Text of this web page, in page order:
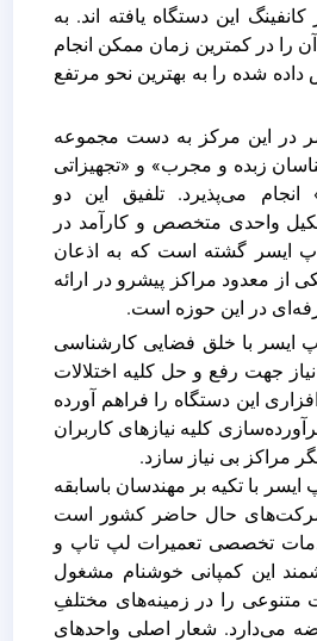
این دستگاه یافته اند. به
را در کمترین زمان ممکن انجام
شده را به بهترین نحو مرتفع
در این مرکز به دست مجموعه
زبده و مجرب» و «تجهیزاتی
انجام می‌پذیرد. تلفیق این دو
واحدی متخصص و کارآمد در
ایسر گشته است که به اذعان
از معدود مراکز پیشرو در ارائه
در این حوزه است.
ایسر با خلق فضایی کارشناسی
جهت رفع و حل کلیه اختلالات
این دستگاه را فراهم آورده
کلیه نیازهای کاربران
مراکز بی نیاز سازد.
با تکیه بر مهندسان باسابقه
شرکت‌های حال حاضر کشور است
تخصصی تعمیرات لپ تاپ و
این کمپانی خوشنام مشغول
را در زمینه‌های مختلفِ
می‌دارد. شعار اصلی واحدهای